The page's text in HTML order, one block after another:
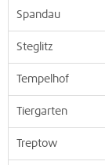
Spandau
Steglitz
Tempelhof
Tiergarten
Treptow